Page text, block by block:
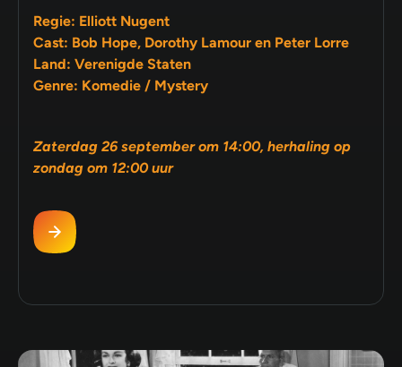
Regie: Elliott Nugent
Cast: Bob Hope, Dorothy Lamour en Peter Lorre
Land: Verenigde Staten
Genre: Komedie / Mystery
Zaterdag 26 september om 14:00, herhaling op
zondag om 12:00 uur